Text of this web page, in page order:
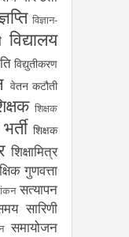
विज्ञान-
विद्यालय
विद्युतीकरण
वेतन कटौती
शिक्षक
शिक्षक
शिक्षामित्र
गुणवत्ता
सत्यापन
सारिणी
समायोजन